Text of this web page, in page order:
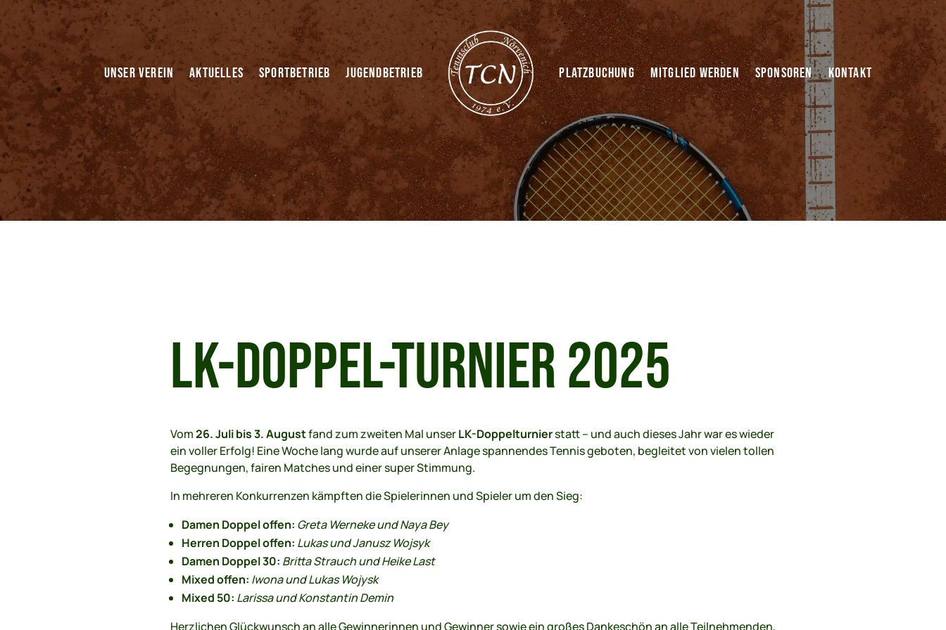
Unser Verein Aktuelles Sportbetrieb Jugendbetrieb Platzbuchung Mitglied werden Sponsoren Kontakt
LK-DOPPEL-TURNIER 2025
Vom26. Juli bis 3. Augustfand zum zweiten Mal unserLK-Doppelturnierstatt – und auch dieses Jahr war es wieder
ein voller Erfolg! Eine Woche lang wurde auf unserer Anlage spannendes Tennis geboten, begleitet von vielen tollen
Begegnungen, fairen Matches und einer super Stimmung.
In mehreren Konkurrenzen kämpften die Spielerinnen und Spieler um den Sieg:
Damen Doppel offen: Greta Werneke und Naya Bey
Herren Doppel offen: Lukas und Janusz Wojsyk
Damen Doppel 30: Britta Strauch und Heike Last
Mixed offen: Iwona und Lukas Wojysk
Mixed 50: Larissa und Konstantin Demin
Herzlichen Glückwunsch an alle Gewinnerinnen und Gewinner sowie ein großes Dankeschön an alle Teilnehmenden,